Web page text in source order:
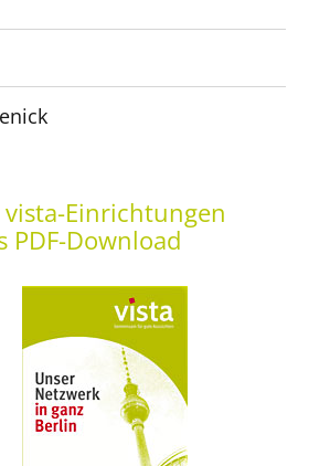
Einrichtungen
Download